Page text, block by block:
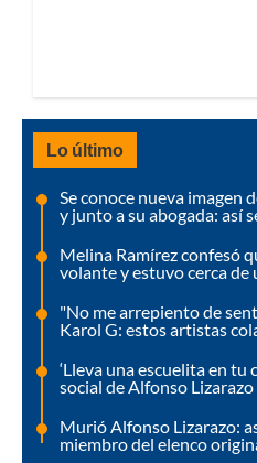
Lo último
Se conoce nueva imagen
y junto a su abogada: así
Melina Ramírez confesó
volante y estuvo cerca de
"No me arrepiento de
Karol G: estos artistas
‘Lleva una escuelita en tu
social de Alfonso
Murió Alfonso Lizarazo:
miembro del elenco